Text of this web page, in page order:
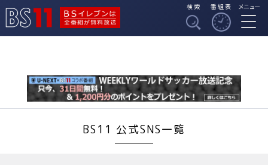
BSイレブンは全番組
検索 番組表 メニュー
BS11 公式SNS一覧